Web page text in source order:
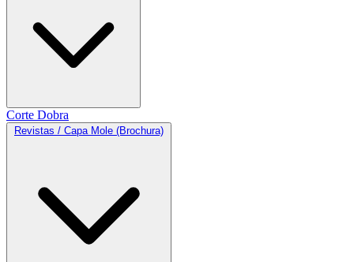
Corte Dobra
Revistas / Capa Mole (Brochura)